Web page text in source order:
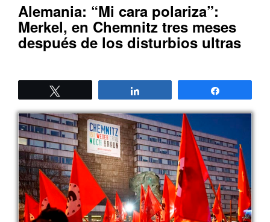
Alemania: “Mi cara polariza”:
Merkel, en Chemnitz tres meses
después de los disturbios ultras